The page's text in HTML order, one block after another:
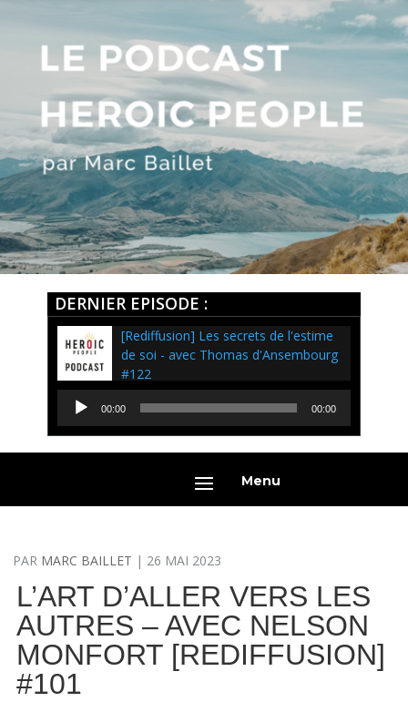
DERNIER EPISODE :
[Rediffusion] Les secrets de l'estime
de soi - avec Thomas d'Ansembourg
#122
Lecteur
audio
00:00 00:00
Menu
PAR MARC BAILLET | 26 MAI 2023
L’ART D’ALLER VERS LES
AUTRES – AVEC NELSON
MONFORT [REDIFFUSION]
#101